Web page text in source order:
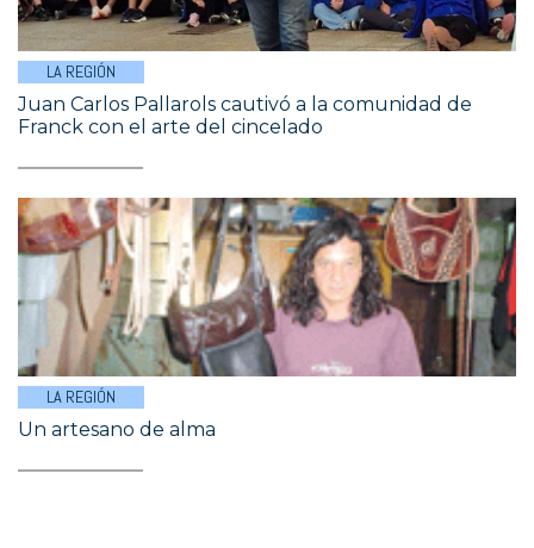
LA REGIÓN
Juan Carlos Pallarols cautivó a la comunidad de
Franck con el arte del cincelado
LA REGIÓN
Un artesano de alma